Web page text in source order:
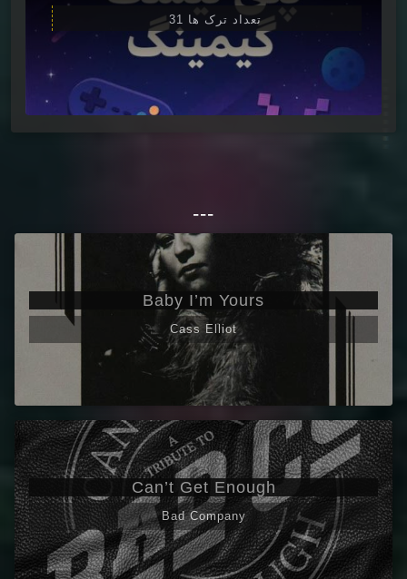
تعداد ترک ها 31
---
Baby I’m Yours
Cass Elliot
Can’t Get Enough
Bad Company